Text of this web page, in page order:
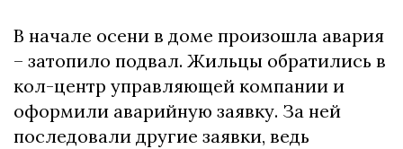
В начале осени в доме произошла авария
– затопило подвал. Жильцы обратились в
кол-центр управляющей компании и
оформили аварийную заявку. За ней
последовали другие заявки, ведь